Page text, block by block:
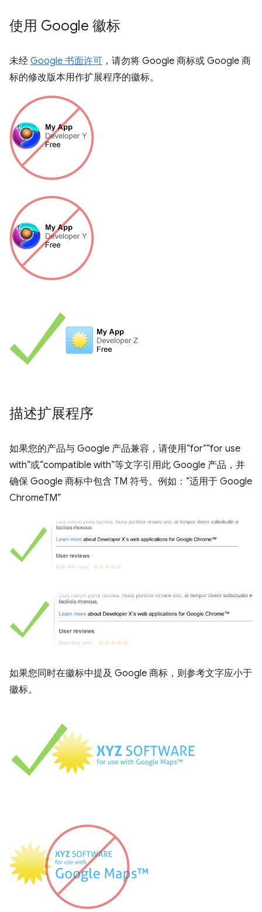
使用 Google 徽标
未经 Google 书面许可 ，请勿将 Google 商标或 Google 商
标的修改版本用作扩展程序的徽标。
描述扩展程序
如果您的产品与 Google 产品兼容，请使用“for”“for use
with”或“compatible with”等文字引用此 Google 产品，并
确保 Google 商标中包含 TM 符号。例如：“适用于 Google
ChromeTM”
如果您同时在徽标中提及 Google 商标，则参考文字应小于
徽标。